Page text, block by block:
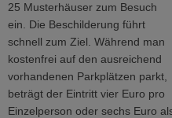
25 Musterhäuser zum Besuch
ein. Die Beschilderung führt
schnell zum Ziel. Während man
kostenfrei auf den ausreichend
vorhandenen Parkplätzen parkt,
beträgt der Eintritt vier Euro pro
Einzelperson oder sechs Euro